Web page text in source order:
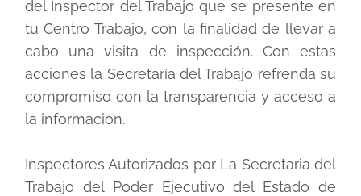
del Inspector del Trabajo que se presente en
tu Centro Trabajo, con la finalidad de llevar a
cabo una visita de inspección. Con estas
acciones la Secretaría del Trabajo refrenda su
compromiso con la transparencia y acceso a
la información.
Inspectores Autorizados por La Secretaria del
Trabajo del Poder Ejecutivo del Estado de